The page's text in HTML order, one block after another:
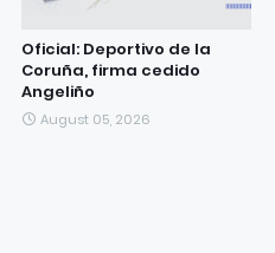
Oficial: Deportivo de la
Coruña, firma cedido
Angeliño
August 05, 2026